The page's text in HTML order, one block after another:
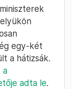
egy-két
a hátizsák.
a
adta le.